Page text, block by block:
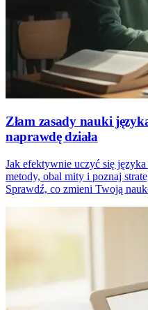
Złam zasady nauki
naprawdę działa
Jak efektywnie uczyć się
metody, obal mity i poznaj
Sprawdź, co zmieni Twoją